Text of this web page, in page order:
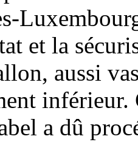
et la
aussi
a dû